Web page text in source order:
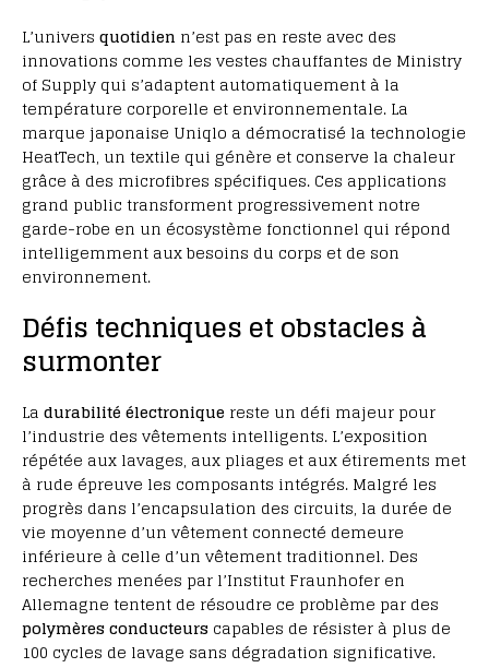
L’univers quotidien n’est pas en reste avec des
innovations comme les vestes chauffantes de Ministry
of Supply qui s’adaptent automatiquement à la
température corporelle et environnementale. La
marque japonaise Uniqlo a démocratisé la technologie
HeatTech, un textile qui génère et conserve la chaleur
grâce à des microfibres spécifiques. Ces applications
grand public transforment progressivement notre
garde-robe en un écosystème fonctionnel qui répond
intelligemment aux besoins du corps et de son
environnement.
Défis techniques et obstacles à
surmonter
La durabilité électronique reste un défi majeur pour
l’industrie des vêtements intelligents. L’exposition
répétée aux lavages, aux pliages et aux étirements met
à rude épreuve les composants intégrés. Malgré les
progrès dans l’encapsulation des circuits, la durée de
vie moyenne d’un vêtement connecté demeure
inférieure à celle d’un vêtement traditionnel. Des
recherches menées par l’Institut Fraunhofer en
Allemagne tentent de résoudre ce problème par des
polymères conducteurs capables de résister à plus de
100 cycles de lavage sans dégradation significative.